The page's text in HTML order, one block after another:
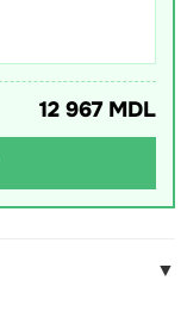
12 967 MDL
▼